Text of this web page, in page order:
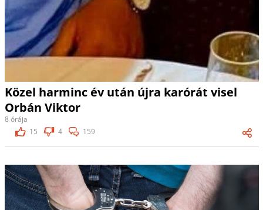
Közel harminc év után újra karórát visel
Orbán Viktor
8 órája
15
4 159